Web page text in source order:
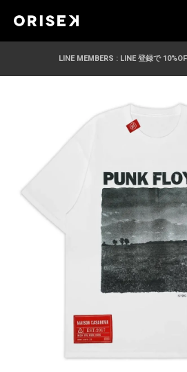
LINE MEMBERS : LINE 登録で